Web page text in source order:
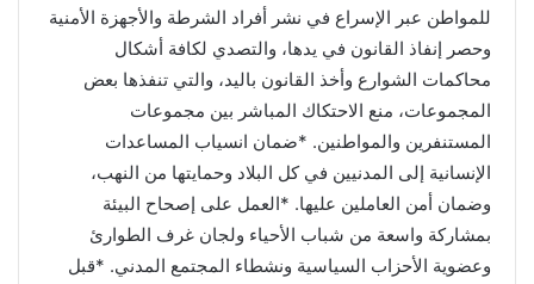
للمواطن عبر الإسراع في نشر أفراد الشرطة والأجهزة الأمنية
وحصر إنفاذ القانون في يدها، والتصدي لكافة أشكال
محاكمات الشوارع وأخذ القانون باليد، والتي تنفذها بعض
المجموعات، منع الاحتكاك المباشر بين مجموعات
المستنفرين والمواطنين. *ضمان انسياب المساعدات
الإنسانية إلى المدنيين في كل البلاد وحمايتها من النهب،
وضمان أمن العاملين عليها. *العمل على إصحاح البيئة
بمشاركة واسعة من شباب الأحياء ولجان غرف الطوارئ
وعضوية الأحزاب السياسية ونشطاء المجتمع المدني. *قبل